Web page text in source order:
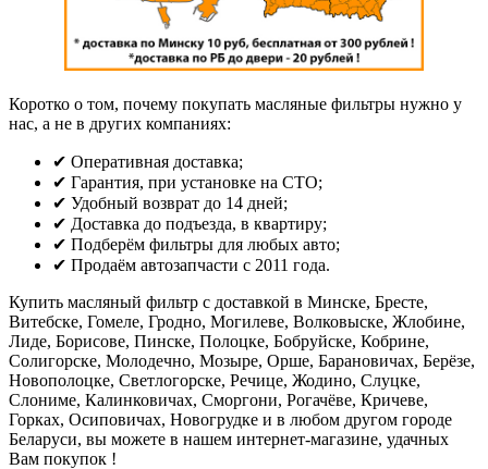
Коротко о том, почему покупать масляные фильтры нужно у
нас, а не в других компаниях:
✔ Оперативная доставка;
✔ Гарантия, при установке на СТО;
✔ Удобный возврат до 14 дней;
✔ Доставка до подъезда, в квартиру;
✔ Подберём фильтры для любых авто;
✔ Продаём автозапчасти с 2011 года.
Купить масляный фильтр с доставкой в Минске, Бресте,
Витебске, Гомеле, Гродно, Могилеве, Волковыске, Жлобине,
Лиде, Борисове, Пинске, Полоцке, Бобруйске, Кобрине,
Солигорске, Молодечно, Мозыре, Орше, Барановичах, Берёзе,
Новополоцке, Светлогорске, Речице, Жодино, Слуцке,
Слониме, Калинковичах, Сморгони, Рогачёве, Кричеве,
Горках, Осиповичах, Новогрудке и в любом другом городе
Беларуси, вы можете в нашем интернет-магазине, удачных
Вам покупок !